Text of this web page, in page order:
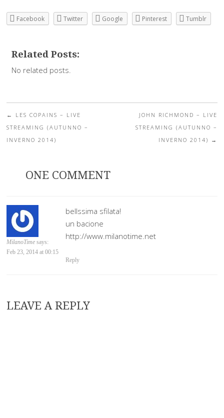
Facebook Twitter Google Pinterest Tumblr
Related Posts:
No related posts.
Post navigation
←
LES COPAINS – LIVE
STREAMING (AUTUNNO –
INVERNO 2014)
JOHN RICHMOND – LIVE
STREAMING (AUTUNNO –
INVERNO 2014) →
ONE COMMENT
MilanoTime says:
Feb 23, 2014 at 00:15
bellssima sfilata!
un bacione
http://www.milanotime.net
Reply
LEAVE A REPLY